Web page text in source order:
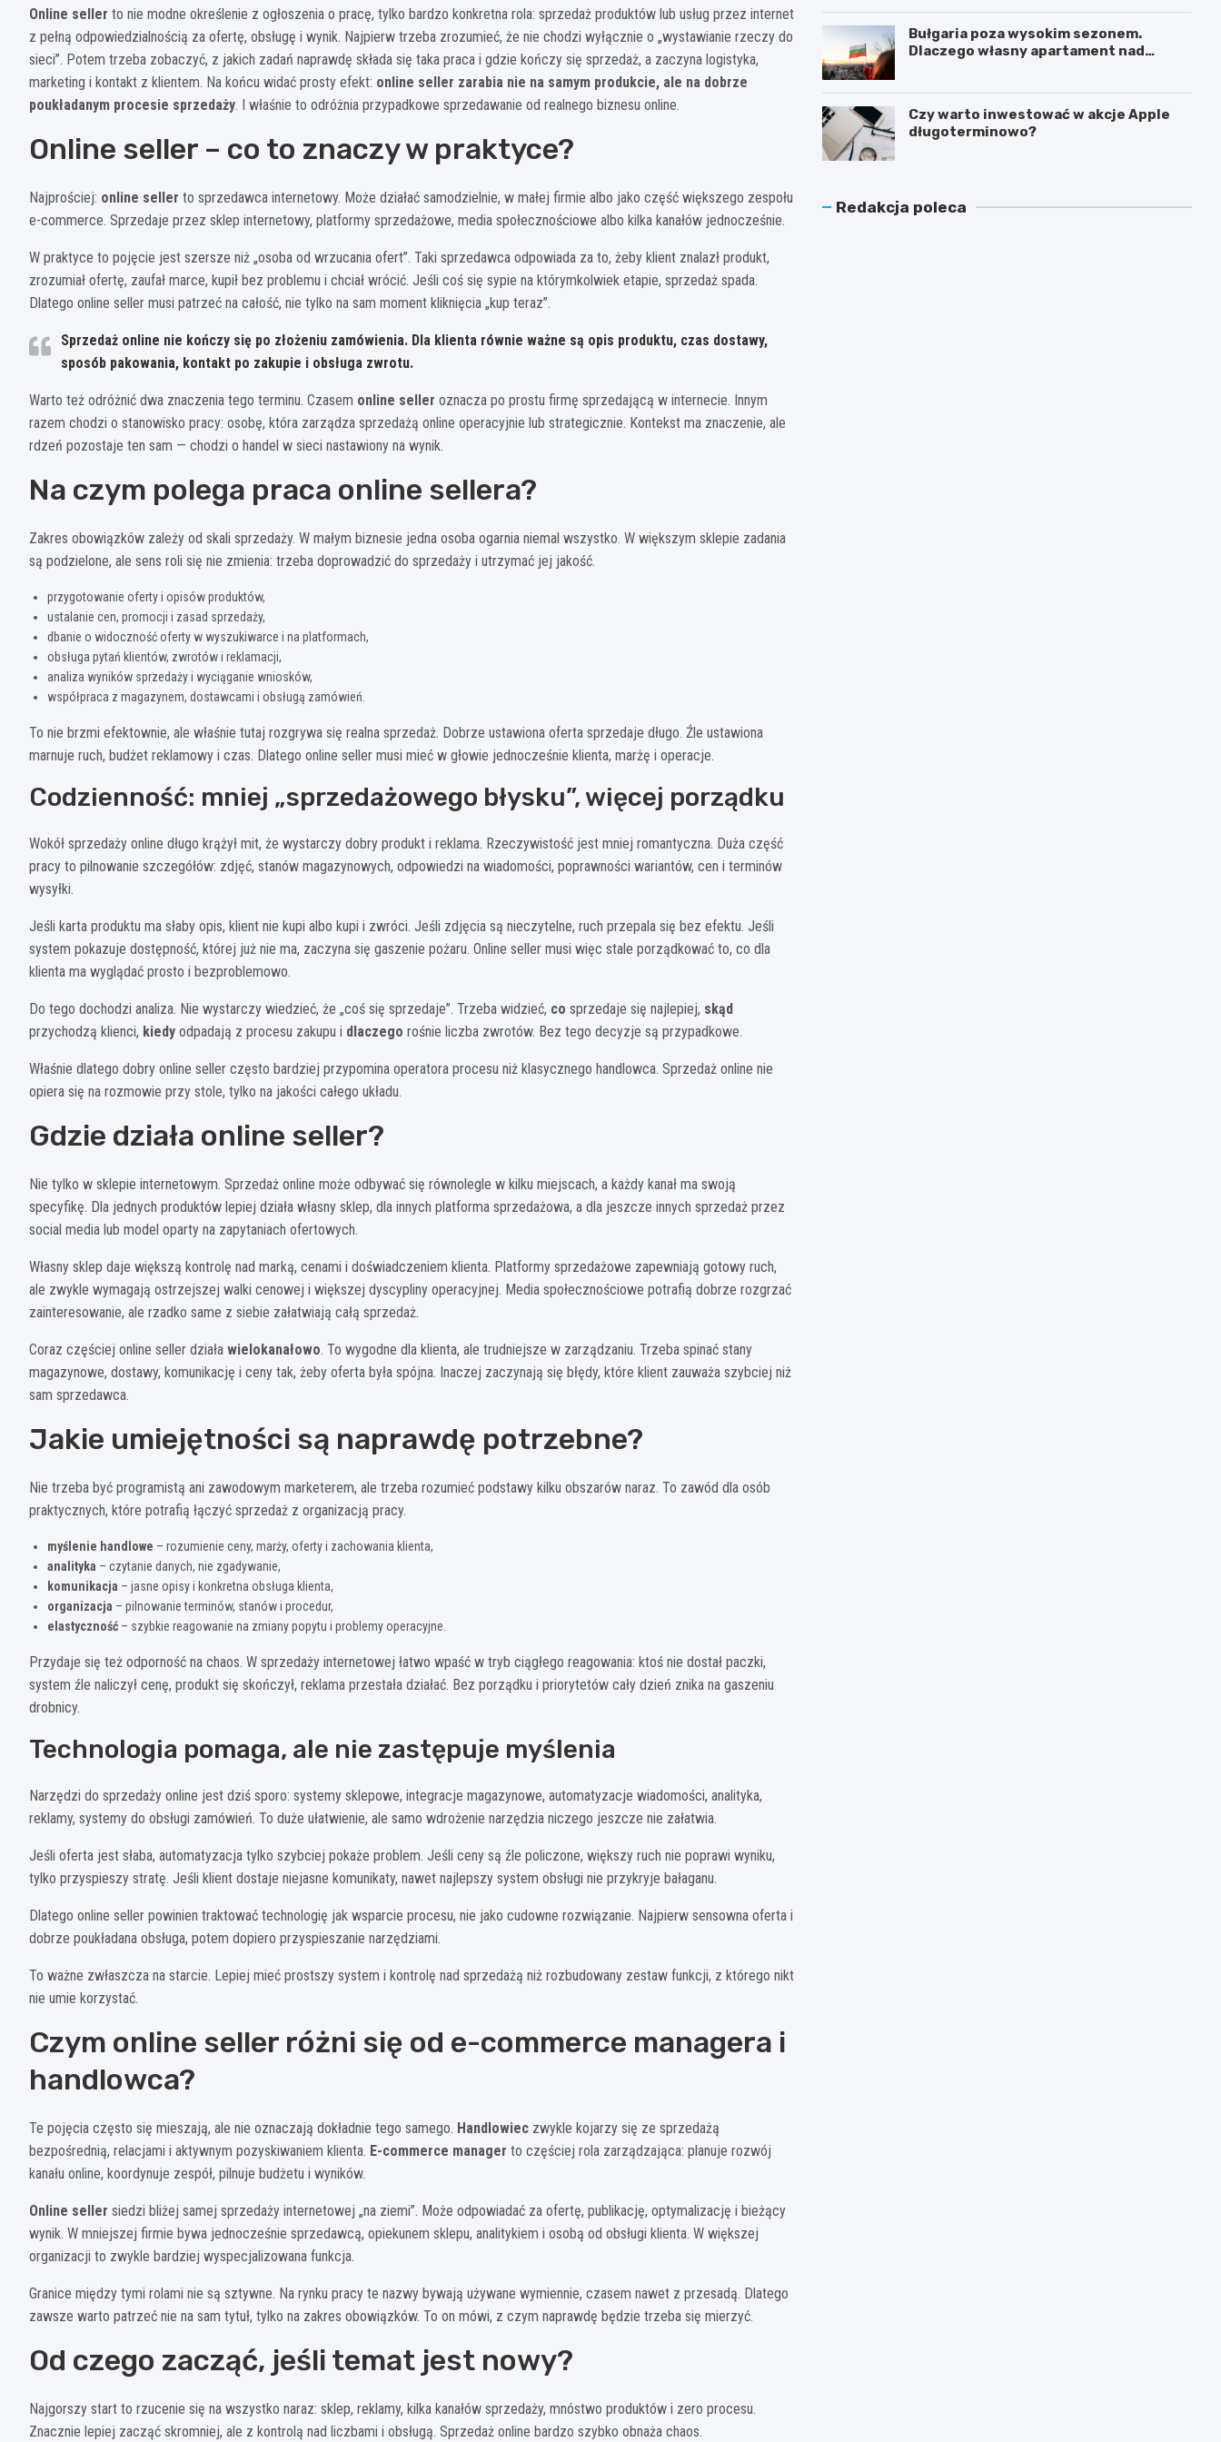
Online seller to nie modne określenie z ogłoszenia o pracę, tylko bardzo konkretna rola: sprzedaż produktów lub usług przez internet
z pełną odpowiedzialnością za ofertę, obsługę i wynik. Najpierw trzeba zrozumieć, że nie chodzi wyłącznie o „wystawianie rzeczy do
sieci”. Potem trzeba zobaczyć, z jakich zadań naprawdę składa się taka praca i gdzie kończy się sprzedaż, a zaczyna logistyka,
marketing i kontakt z klientem. Na końcu widać prosty efekt: online seller zarabia nie na samym produkcie, ale na dobrze
poukładanym procesie sprzedaży. I właśnie to odróżnia przypadkowe sprzedawanie od realnego biznesu online.
Online seller – co to znaczy w praktyce?
Najprościej: online seller to sprzedawca internetowy. Może działać samodzielnie, w małej firmie albo jako część większego zespołu
e-commerce. Sprzedaje przez sklep internetowy, platformy sprzedażowe, media społecznościowe albo kilka kanałów jednocześnie.
W praktyce to pojęcie jest szersze niż „osoba od wrzucania ofert”. Taki sprzedawca odpowiada za to, żeby klient znalazł produkt,
zrozumiał ofertę, zaufał marce, kupił bez problemu i chciał wrócić. Jeśli coś się sypie na którymkolwiek etapie, sprzedaż spada.
Dlatego online seller musi patrzeć na całość, nie tylko na sam moment kliknięcia „kup teraz”.
Sprzedaż online nie kończy się po złożeniu zamówienia. Dla klienta równie ważne są opis produktu, czas dostawy,
sposób pakowania, kontakt po zakupie i obsługa zwrotu.
Warto też odróżnić dwa znaczenia tego terminu. Czasem online seller oznacza po prostu firmę sprzedającą w internecie. Innym
razem chodzi o stanowisko pracy: osobę, która zarządza sprzedażą online operacyjnie lub strategicznie. Kontekst ma znaczenie, ale
rdzeń pozostaje ten sam — chodzi o handel w sieci nastawiony na wynik.
Na czym polega praca online sellera?
Zakres obowiązków zależy od skali sprzedaży. W małym biznesie jedna osoba ogarnia niemal wszystko. W większym sklepie zadania
są podzielone, ale sens roli się nie zmienia: trzeba doprowadzić do sprzedaży i utrzymać jej jakość.
przygotowanie oferty i opisów produktów,
ustalanie cen, promocji i zasad sprzedaży,
dbanie o widoczność oferty w wyszukiwarce i na platformach,
obsługa pytań klientów, zwrotów i reklamacji,
analiza wyników sprzedaży i wyciąganie wniosków,
współpraca z magazynem, dostawcami i obsługą zamówień.
To nie brzmi efektownie, ale właśnie tutaj rozgrywa się realna sprzedaż. Dobrze ustawiona oferta sprzedaje długo. Źle ustawiona
marnuje ruch, budżet reklamowy i czas. Dlatego online seller musi mieć w głowie jednocześnie klienta, marżę i operacje.
Codzienność: mniej „sprzedażowego błysku”, więcej porządku
Wokół sprzedaży online długo krążył mit, że wystarczy dobry produkt i reklama. Rzeczywistość jest mniej romantyczna. Duża część
pracy to pilnowanie szczegółów: zdjęć, stanów magazynowych, odpowiedzi na wiadomości, poprawności wariantów, cen i terminów
wysyłki.
Jeśli karta produktu ma słaby opis, klient nie kupi albo kupi i zwróci. Jeśli zdjęcia są nieczytelne, ruch przepala się bez efektu. Jeśli
system pokazuje dostępność, której już nie ma, zaczyna się gaszenie pożaru. Online seller musi więc stale porządkować to, co dla
klienta ma wyglądać prosto i bezproblemowo.
Do tego dochodzi analiza. Nie wystarczy wiedzieć, że „coś się sprzedaje”. Trzeba widzieć, co sprzedaje się najlepiej, skąd
przychodzą klienci, kiedy odpadają z procesu zakupu i dlaczego rośnie liczba zwrotów. Bez tego decyzje są przypadkowe.
Właśnie dlatego dobry online seller często bardziej przypomina operatora procesu niż klasycznego handlowca. Sprzedaż online nie
opiera się na rozmowie przy stole, tylko na jakości całego układu.
Gdzie działa online seller?
Nie tylko w sklepie internetowym. Sprzedaż online może odbywać się równolegle w kilku miejscach, a każdy kanał ma swoją
specyfikę. Dla jednych produktów lepiej działa własny sklep, dla innych platforma sprzedażowa, a dla jeszcze innych sprzedaż przez
social media lub model oparty na zapytaniach ofertowych.
Własny sklep daje większą kontrolę nad marką, cenami i doświadczeniem klienta. Platformy sprzedażowe zapewniają gotowy ruch,
ale zwykle wymagają ostrzejszej walki cenowej i większej dyscypliny operacyjnej. Media społecznościowe potrafią dobrze rozgrzać
zainteresowanie, ale rzadko same z siebie załatwiają całą sprzedaż.
Coraz częściej online seller działa wielokanałowo. To wygodne dla klienta, ale trudniejsze w zarządzaniu. Trzeba spinać stany
magazynowe, dostawy, komunikację i ceny tak, żeby oferta była spójna. Inaczej zaczynają się błędy, które klient zauważa szybciej niż
sam sprzedawca.
Jakie umiejętności są naprawdę potrzebne?
Nie trzeba być programistą ani zawodowym marketerem, ale trzeba rozumieć podstawy kilku obszarów naraz. To zawód dla osób
praktycznych, które potrafią łączyć sprzedaż z organizacją pracy.
myślenie handlowe – rozumienie ceny, marży, oferty i zachowania klienta,
analityka – czytanie danych, nie zgadywanie,
komunikacja – jasne opisy i konkretna obsługa klienta,
organizacja – pilnowanie terminów, stanów i procedur,
elastyczność – szybkie reagowanie na zmiany popytu i problemy operacyjne.
Przydaje się też odporność na chaos. W sprzedaży internetowej łatwo wpaść w tryb ciągłego reagowania: ktoś nie dostał paczki,
system źle naliczył cenę, produkt się skończył, reklama przestała działać. Bez porządku i priorytetów cały dzień znika na gaszeniu
drobnicy.
Technologia pomaga, ale nie zastępuje myślenia
Narzędzi do sprzedaży online jest dziś sporo: systemy sklepowe, integracje magazynowe, automatyzacje wiadomości, analityka,
reklamy, systemy do obsługi zamówień. To duże ułatwienie, ale samo wdrożenie narzędzia niczego jeszcze nie załatwia.
Jeśli oferta jest słaba, automatyzacja tylko szybciej pokaże problem. Jeśli ceny są źle policzone, większy ruch nie poprawi wyniku,
tylko przyspieszy stratę. Jeśli klient dostaje niejasne komunikaty, nawet najlepszy system obsługi nie przykryje bałaganu.
Dlatego online seller powinien traktować technologię jak wsparcie procesu, nie jako cudowne rozwiązanie. Najpierw sensowna oferta i
dobrze poukładana obsługa, potem dopiero przyspieszanie narzędziami.
To ważne zwłaszcza na starcie. Lepiej mieć prostszy system i kontrolę nad sprzedażą niż rozbudowany zestaw funkcji, z którego nikt
nie umie korzystać.
Czym online seller różni się od e-commerce managera i
handlowca?
Te pojęcia często się mieszają, ale nie oznaczają dokładnie tego samego. Handlowiec zwykle kojarzy się ze sprzedażą
bezpośrednią, relacjami i aktywnym pozyskiwaniem klienta. E-commerce manager to częściej rola zarządzająca: planuje rozwój
kanału online, koordynuje zespół, pilnuje budżetu i wyników.
Online seller siedzi bliżej samej sprzedaży internetowej „na ziemi”. Może odpowiadać za ofertę, publikację, optymalizację i bieżący
wynik. W mniejszej firmie bywa jednocześnie sprzedawcą, opiekunem sklepu, analitykiem i osobą od obsługi klienta. W większej
organizacji to zwykle bardziej wyspecjalizowana funkcja.
Granice między tymi rolami nie są sztywne. Na rynku pracy te nazwy bywają używane wymiennie, czasem nawet z przesadą. Dlatego
zawsze warto patrzeć nie na sam tytuł, tylko na zakres obowiązków. To on mówi, z czym naprawdę będzie trzeba się mierzyć.
Od czego zacząć, jeśli temat jest nowy?
Najgorszy start to rzucenie się na wszystko naraz: sklep, reklamy, kilka kanałów sprzedaży, mnóstwo produktów i zero procesu.
Znacznie lepiej zacząć skromniej, ale z kontrolą nad liczbami i obsługą. Sprzedaż online bardzo szybko obnaża chaos.
Bułgaria poza wysokim sezonem.
Dlaczego własny apartament nad
Czy warto inwestować w akcje Apple
długoterminowo?
Redakcja poleca